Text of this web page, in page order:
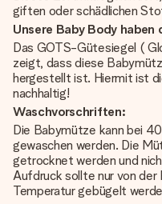
giften oder schädlichen
Unsere Baby Body
Das GOTS-Gütesiegel (
zeigt, dass diese
hergestellt ist. Hiermit ist
nachhaltig!
Waschvorschriften:
Die Babymütze kann bei
gewaschen werden. Die
getrocknet werden und
Aufdruck sollte nur von
Temperatur gebügelt